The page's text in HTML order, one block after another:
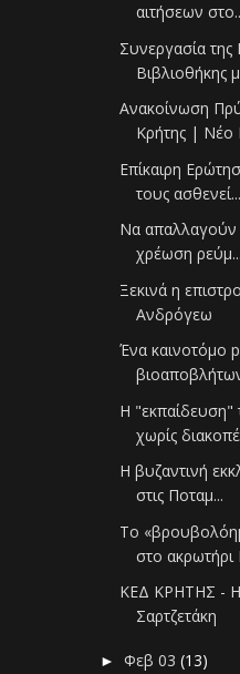
αιτήσεων
Συνεργασία της
Βιβλιοθήκης
Ανακοίνωση
Κρήτης | Νέο
Επίκαιρη
τους ασθενεί...
Να απαλλαγούν
χρέωση ρεύμ...
Ξεκινά η
Ανδρόγεω
Ένα καινοτόμο
Η
χωρίς
Η βυζαντινή
στις Ποταμ...
Το
στο ακρωτήρι
ΚΕΔ ΚΡΗΤΗΣ - Η
Σαρτζετάκη
►Φεβ 03(13)